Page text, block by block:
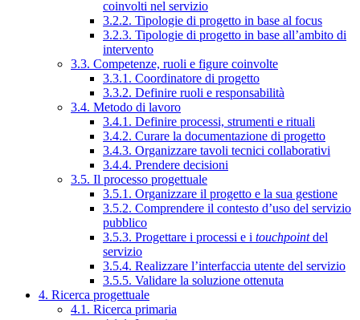
coinvolti nel servizio
3.2.2. Tipologie di progetto in base al focus
3.2.3. Tipologie di progetto in base all’ambito di
intervento
3.3. Competenze, ruoli e figure coinvolte
3.3.1. Coordinatore di progetto
3.3.2. Definire ruoli e responsabilità
3.4. Metodo di lavoro
3.4.1. Definire processi, strumenti e rituali
3.4.2. Curare la documentazione di progetto
3.4.3. Organizzare tavoli tecnici collaborativi
3.4.4. Prendere decisioni
3.5. Il processo progettuale
3.5.1. Organizzare il progetto e la sua gestione
3.5.2. Comprendere il contesto d’uso del servizio
pubblico
3.5.3. Progettare i processi e i touchpointdel
servizio
3.5.4. Realizzare l’interfaccia utente del servizio
3.5.5. Validare la soluzione ottenuta
4. Ricerca progettuale
4.1. Ricerca primaria